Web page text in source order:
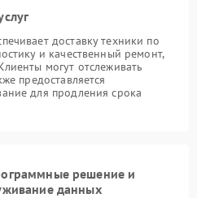
доставку техники по
и качественный ремонт,
могут отслеживать
предоставляется
для продления срока
решение и
данных